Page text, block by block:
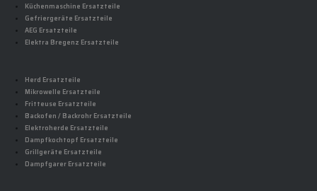
Küchenmaschine Ersatzteile
Gefriergeräte Ersatzteile
AEG Ersatzteile
Elektra Bregenz Ersatzteile
Herd Ersatzteile
Mikrowelle Ersatzteile
Fritteuse Ersatzteile
Backofen / Backrohr Ersatzteile
Elektroherde Ersatzteile
Dampfkochtopf Ersatzteile
Grillgeräte Ersatzteile
Dampfgarer Ersatzteile